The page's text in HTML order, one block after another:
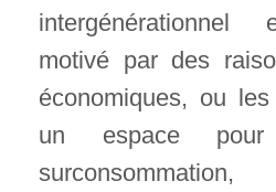
intergénérationnel
motivé par des
économiques, ou
un espace